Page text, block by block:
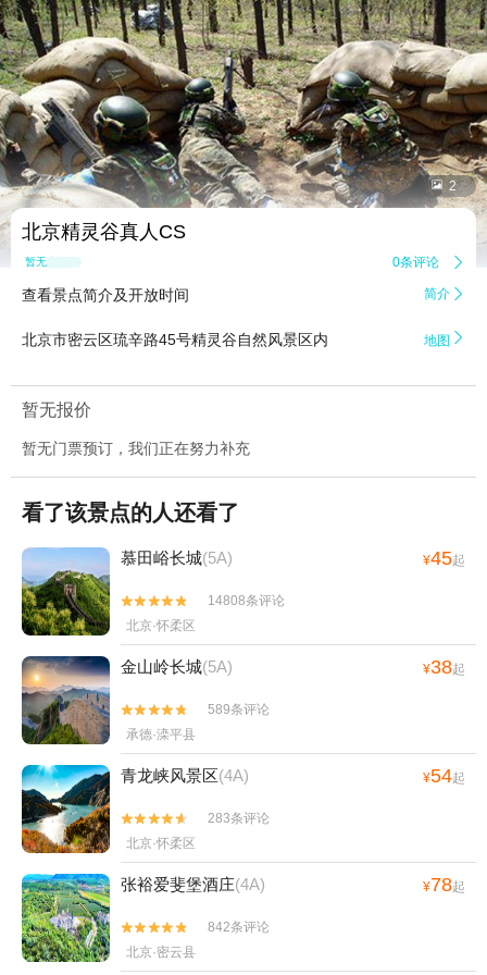
 2
北京精灵谷真人CS
暂无点评 0条评论 
查看景点简介及开放时间 简介 
北京市密云区琉辛路45号精灵谷自然风景区内 地图 
暂无报价
暂无门票预订，我们正在努力补充
看了该景点的人还看了
慕田峪长城(5A) ¥45起


14808条评论
北京·怀柔区
金山岭长城(5A) ¥38起


589条评论
承德·滦平县
青龙峡风景区(4A) ¥54起


283条评论
北京·怀柔区
张裕爱斐堡酒庄(4A) ¥78起


842条评论
北京·密云县
